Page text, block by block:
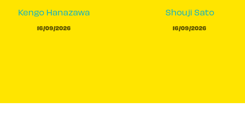
Kengo Hanazawa
16/09/2026
Shouji Sato
16/09/2026